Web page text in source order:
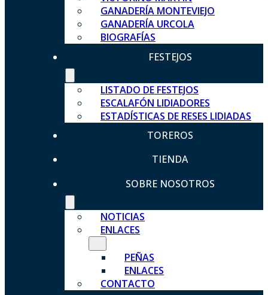
GANADERÍA MONTEVIEJO
GANADERÍA URCOLA
BIOGRAFÍAS
FESTEJOS
LISTADO DE FESTEJOS
ESCALAFÓN LIDIADORES
ESTADÍSTICAS DE RESES LIDIADAS
TOREROS
TIENDA
SOBRE NOSOTROS
NOTICIAS
ENLACES
PEÑAS
ENLACES
CONTACTO